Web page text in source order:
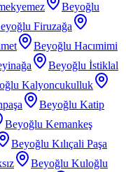
Beyoğlu
Firuzağa
Beyoğlu Hacımimi
Beyoğlu İstiklal
Kalyoncukulluk
Beyoğlu Katip
Beyoğlu Kemankeş
Beyoğlu Kılıçali Paşa
Beyoğlu Kuloğlu